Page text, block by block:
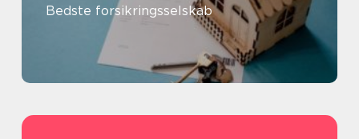
Bedste forsikringsselskab